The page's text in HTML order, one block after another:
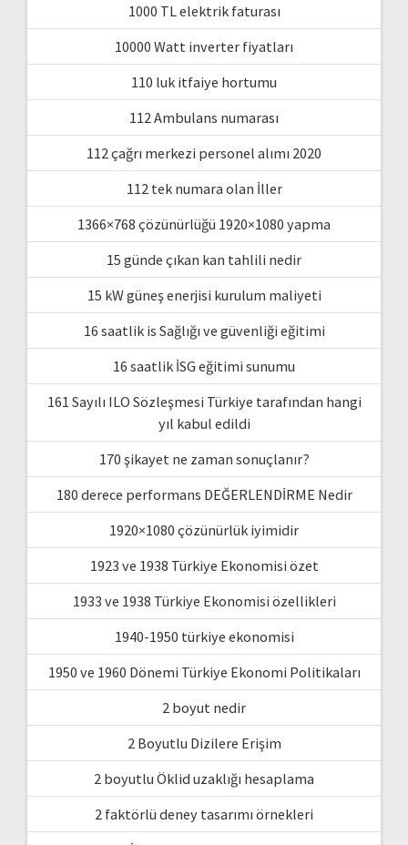
1000 TL elektrik faturası
10000 Watt inverter fiyatları
110 luk itfaiye hortumu
112 Ambulans numarası
112 çağrı merkezi personel alımı 2020
112 tek numara olan İller
1366×768 çözünürlüğü 1920×1080 yapma
15 günde çıkan kan tahlili nedir
15 kW güneş enerjisi kurulum maliyeti
16 saatlik is Sağlığı ve güvenliği eğitimi
16 saatlik İSG eğitimi sunumu
161 Sayılı ILO Sözleşmesi Türkiye tarafından hangi
yıl kabul edildi
170 şikayet ne zaman sonuçlanır?
180 derece performans DEĞERLENDİRME Nedir
1920×1080 çözünürlük iyimidir
1923 ve 1938 Türkiye Ekonomisi özet
1933 ve 1938 Türkiye Ekonomisi özellikleri
1940-1950 türkiye ekonomisi
1950 ve 1960 Dönemi Türkiye Ekonomi Politikaları
2 boyut nedir
2 Boyutlu Dizilere Erişim
2 boyutlu Öklid uzaklığı hesaplama
2 faktörlü deney tasarımı örnekleri